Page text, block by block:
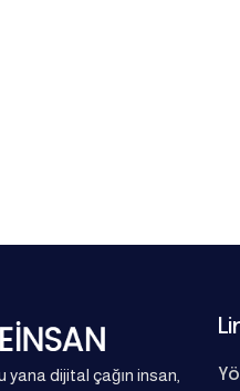
yana dijital çağın insan,